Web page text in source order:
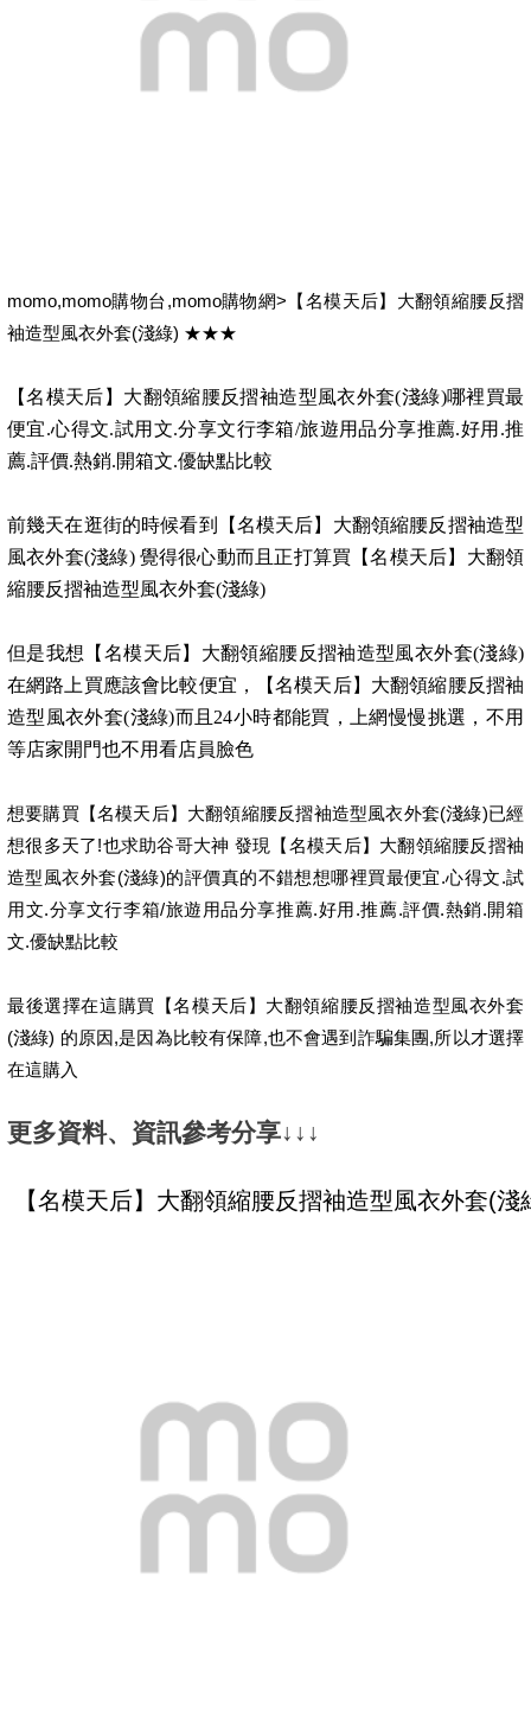
momo,momo購物台,momo購物網>【名模天后】大翻領縮腰反摺
袖造型風衣外套(淺綠) ★★★
【名模天后】大翻領縮腰反摺袖造型風衣外套(淺綠)哪裡買最
便宜.心得文.試用文.分享文行李箱/旅遊用品分享推薦.好用.推
薦.評價.熱銷.開箱文.優缺點比較
前幾天在逛街的時候看到【名模天后】大翻領縮腰反摺袖造型
風衣外套(淺綠) 覺得很心動而且正打算買【名模天后】大翻領
縮腰反摺袖造型風衣外套(淺綠)
但是我想【名模天后】大翻領縮腰反摺袖造型風衣外套(淺綠)
在網路上買應該會比較便宜，【名模天后】大翻領縮腰反摺袖
造型風衣外套(淺綠)而且24小時都能買，上網慢慢挑選，不用
等店家開門也不用看店員臉色
想要購買【名模天后】大翻領縮腰反摺袖造型風衣外套(淺綠)已經
想很多天了!也求助谷哥大神 發現【名模天后】大翻領縮腰反摺袖
造型風衣外套(淺綠)的評價真的不錯想想哪裡買最便宜.心得文.試
用文.分享文行李箱/旅遊用品分享推薦.好用.推薦.評價.熱銷.開箱
文.優缺點比較
最後選擇在這購買【名模天后】大翻領縮腰反摺袖造型風衣外套
(淺綠) 的原因,是因為比較有保障,也不會遇到詐騙集團,所以才選擇
在這購入
更多資料、資訊參考分享↓↓↓